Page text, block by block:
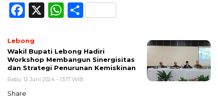
Facebook
X WhatsApp
Share
Lebong
Wakil Bupati Lebong Hadiri
Workshop Membangun Sinergisitas
dan Strategi Penurunan Kemiskinan
Rabu, 12 Juni 2024 - 13:17 WIB
Share